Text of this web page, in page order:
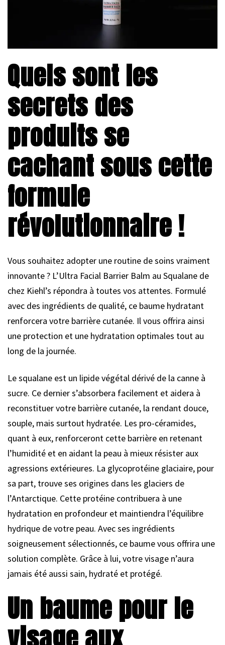
Quels sont les
secrets des
produits se
cachant sous cette
formule
révolutionnaire !
Vous souhaitez adopter une routine de soins vraiment
innovante ? L’Ultra Facial Barrier Balm au Squalane de
chez Kiehl’s répondra à toutes vos attentes. Formulé
avec des ingrédients de qualité, ce baume hydratant
renforcera votre barrière cutanée. Il vous offrira ainsi
une protection et une hydratation optimales tout au
long de la journée.
Le squalane est un lipide végétal dérivé de la canne à
sucre. Ce dernier s’absorbera facilement et aidera à
reconstituer votre barrière cutanée, la rendant douce,
souple, mais surtout hydratée. Les pro-céramides,
quant à eux, renforceront cette barrière en retenant
l’humidité et en aidant la peau à mieux résister aux
agressions extérieures. La glycoprotéine glaciaire, pour
sa part, trouve ses origines dans les glaciers de
l’Antarctique. Cette protéine contribuera à une
hydratation en profondeur et maintiendra l’équilibre
hydrique de votre peau. Avec ses ingrédients
soigneusement sélectionnés, ce baume vous offrira une
solution complète. Grâce à lui, votre visage n’aura
jamais été aussi sain, hydraté et protégé.
Un baume pour le